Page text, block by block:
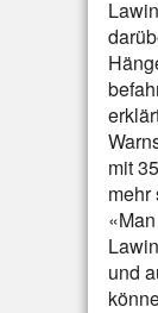
mit
mehr
und